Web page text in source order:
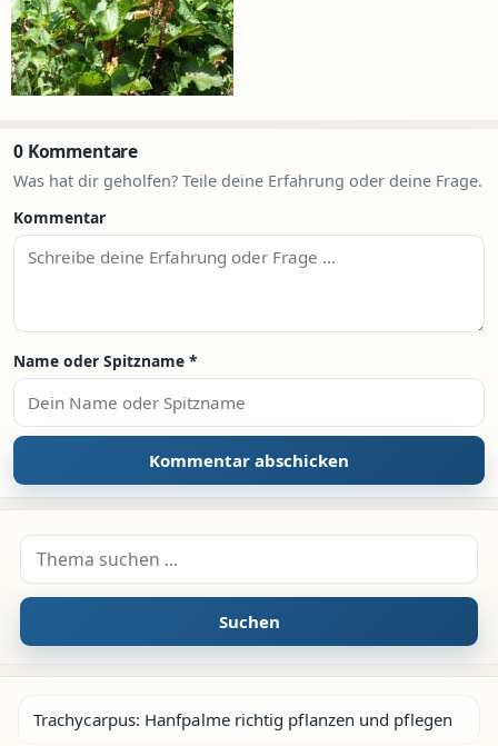
0 Kommentare
Was hat dir geholfen? Teile deine Erfahrung oder deine Frage.
Kommentar
Name oder Spitzname *
Suche nach:
Suchen
Trachycarpus: Hanfpalme richtig pflanzen und pflegen